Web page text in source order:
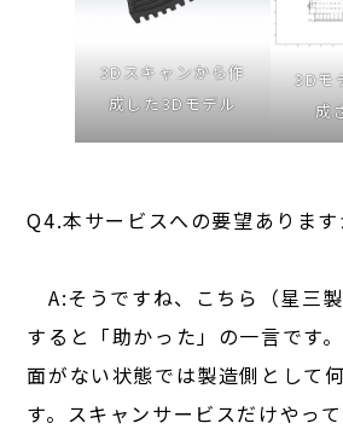
3Dスキャンから作
成した3Dモデル
3Dモ
成
Q4.本サービスへの要望あります
A:そうですね、こちら（星三
すると「助かった」の一言です
面がない状態では製造側として
す。スキャンサービスだけやっ